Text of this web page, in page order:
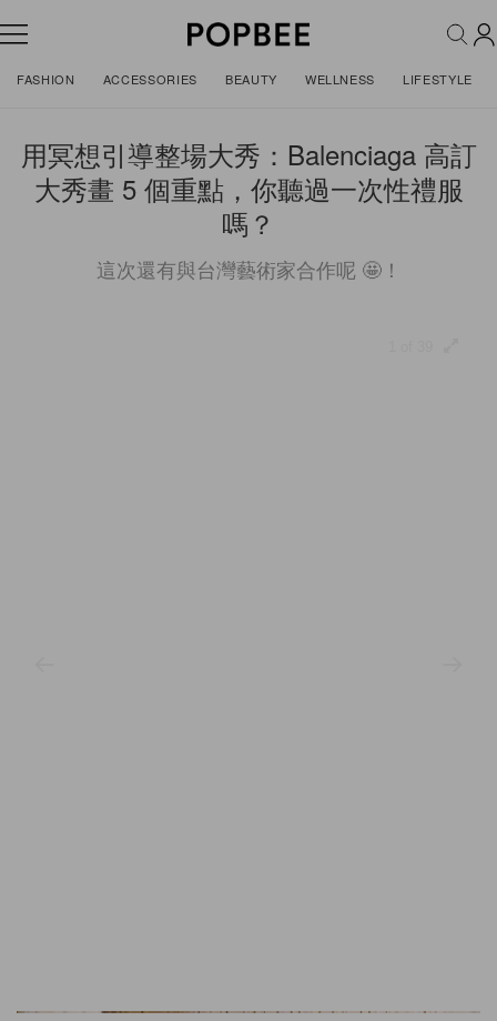
FASHION ACCESSORIES BEAUTY WELLNESS LIFESTYLE
用冥想引導整場大秀：Balenciaga 高訂
大秀畫 5 個重點，你聽過一次性禮服
嗎？
這次還有與台灣藝術家合作呢 🤩！